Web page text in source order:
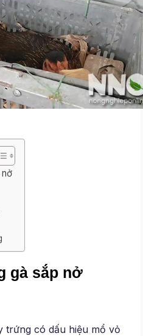
gà sắp nở
trứng có dấu hiệu mổ vỏ